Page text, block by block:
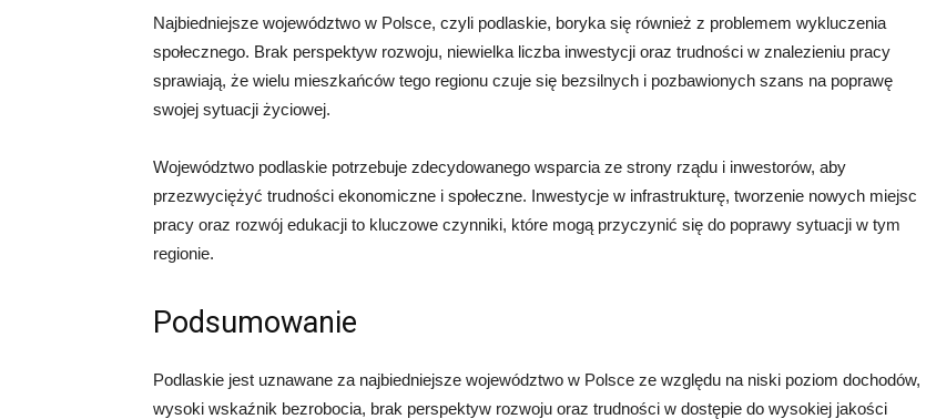
Najbiedniejsze województwo w Polsce, czyli podlaskie, boryka się również z problemem wykluczenia
społecznego. Brak perspektyw rozwoju, niewielka liczba inwestycji oraz trudności w znalezieniu pracy
sprawiają, że wielu mieszkańców tego regionu czuje się bezsilnych i pozbawionych szans na poprawę
swojej sytuacji życiowej.
Województwo podlaskie potrzebuje zdecydowanego wsparcia ze strony rządu i inwestorów, aby
przezwyciężyć trudności ekonomiczne i społeczne. Inwestycje w infrastrukturę, tworzenie nowych miejsc
pracy oraz rozwój edukacji to kluczowe czynniki, które mogą przyczynić się do poprawy sytuacji w tym
regionie.
Podsumowanie
Podlaskie jest uznawane za najbiedniejsze województwo w Polsce ze względu na niski poziom dochodów,
wysoki wskaźnik bezrobocia, brak perspektyw rozwoju oraz trudności w dostępie do wysokiej jakości